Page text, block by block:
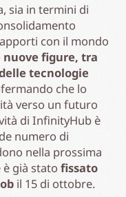
sia in termini di
con il mondo
figure, tra
tecnologie
che lo
verso un futuro
di InfinityHub è
numero di
nella prossima
già stato fissato
il 15 di ottobre.